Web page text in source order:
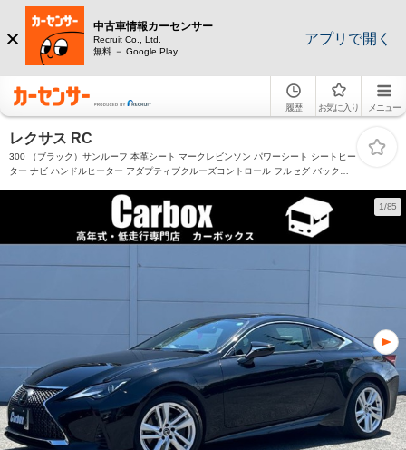
中古車情報カーセンサー
Recruit Co., Ltd.
無料 － Google Play
アプリで開く
履歴 お気に入り メニュー
レクサス RC
300 （ブラック）サンルーフ 本革シート マークレビンソン パワーシート シートヒー
ター ナビ ハンドルヒーター アダプティブクルーズコントロール フルセグ バックカ
1/85